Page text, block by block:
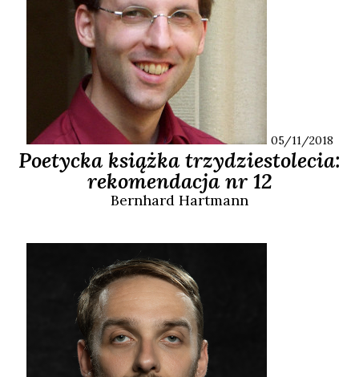
05/11/2018
Poetycka książka trzydziestolecia:
rekomendacja nr 12
Bernhard Hartmann